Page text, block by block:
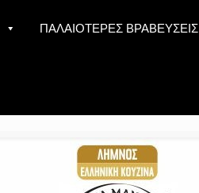
ΠΑΛΑΙΟΤΕΡΕΣ ΒΡΑΒΕΥΣΕΙΣ